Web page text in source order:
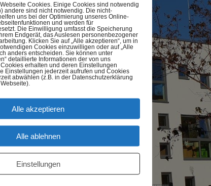
Cookies. Einige Cookies sind notwendig
andere sind nicht notwendig. Die nicht-
uns bei der Optimierung unseres Online-
und werden für
Die Einwilligung umfasst die Speicherung
Endgerät, das Auslesen personenbezogener
Klicken Sie auf „Alle akzeptieren“, um in
Cookies einzuwilligen oder auf „Alle
anders entscheiden. Sie können unter
detaillierte Informationen der von uns
erhalten und deren Einstellungen
Einstellungen jederzeit aufrufen und Cookies
abwählen (z.B. in der Datenschutzerklärung
Alle akzeptieren
Alle ablehnen
Einstellungen